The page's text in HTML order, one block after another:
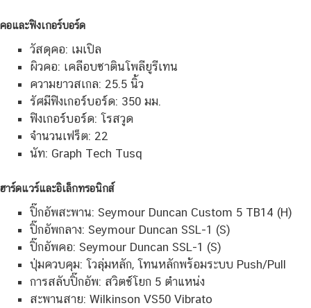
คอและฟิงเกอร์บอร์ด
วัสดุคอ: เมเปิล
ผิวคอ: เคลือบซาตินโพลียูรีเทน
ความยาวสเกล: 25.5 นิ้ว
รัศมีฟิงเกอร์บอร์ด: 350 มม.
ฟิงเกอร์บอร์ด: โรสวูด
จำนวนเฟร็ต: 22
นัท: Graph Tech Tusq
ฮาร์ดแวร์และอิเล็กทรอนิกส์
ปิ๊กอัพสะพาน: Seymour Duncan Custom 5 TB14 (H)
ปิ๊กอัพกลาง: Seymour Duncan SSL-1 (S)
ปิ๊กอัพคอ: Seymour Duncan SSL-1 (S)
ปุ่มควบคุม: โวลุ่มหลัก, โทนหลักพร้อมระบบ Push/Pull
การสลับปิ๊กอัพ: สวิตช์โยก 5 ตำแหน่ง
สะพานสาย: Wilkinson VS50 Vibrato